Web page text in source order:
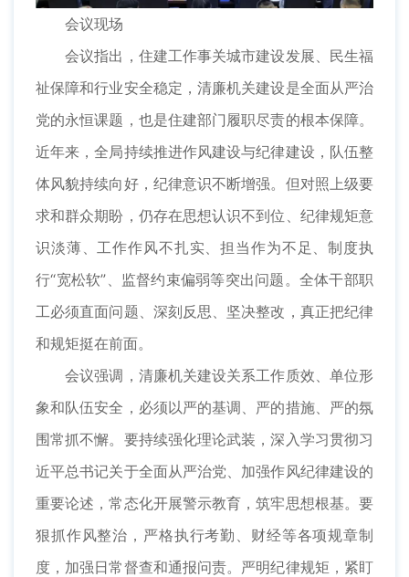
会议现场
会议指出，住建工作事关城市建设发展、民生福
祉保障和行业安全稳定，清廉机关建设是全面从严治
党的永恒课题，也是住建部门履职尽责的根本保障。
近年来，全局持续推进作风建设与纪律建设，队伍整
体风貌持续向好，纪律意识不断增强。但对照上级要
求和群众期盼，仍存在思想认识不到位、纪律规矩意
识淡薄、工作作风不扎实、担当作为不足、制度执
行“宽松软”、监督约束偏弱等突出问题。全体干部职
工必须直面问题、深刻反思、坚决整改，真正把纪律
和规矩挺在前面。
会议强调，清廉机关建设关系工作质效、单位形
象和队伍安全，必须以严的基调、严的措施、严的氛
围常抓不懈。要持续强化理论武装，深入学习贯彻习
近平总书记关于全面从严治党、加强作风纪律建设的
重要论述，常态化开展警示教育，筑牢思想根基。要
狠抓作风整治，严格执行考勤、财经等各项规章制
度，加强日常督查和通报问责。严明纪律规矩，紧盯